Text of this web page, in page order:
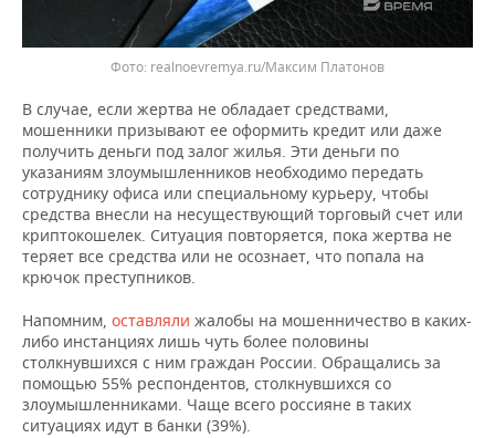
realnoevremya.ru/Максим Платонов
В случае, если жертва не обладает средствами,
мошенники призывают ее оформить кредит или даже
получить деньги под залог жилья. Эти деньги по
указаниям злоумышленников необходимо передать
сотруднику офиса или специальному курьеру, чтобы
средства внесли на несуществующий торговый счет или
криптокошелек. Ситуация повторяется, пока жертва не
теряет все средства или не осознает, что попала на
крючок преступников.
Напомним, оставляли жалобы на мошенничество в каких-
либо инстанциях лишь чуть более половины
столкнувшихся с ним граждан России. Обращались за
помощью 55% респондентов, столкнувшихся со
злоумышленниками. Чаще всего россияне в таких
ситуациях идут в банки (39%).